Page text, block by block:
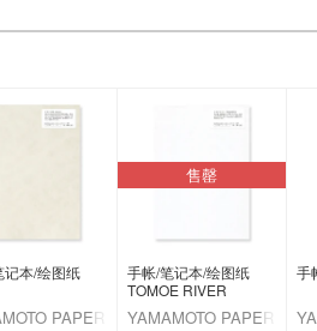
记本/绘图纸
PAPER
售罄
手帐/笔记本/绘图纸
TOMOE RIVER
YAMAMOTO PAPER
手